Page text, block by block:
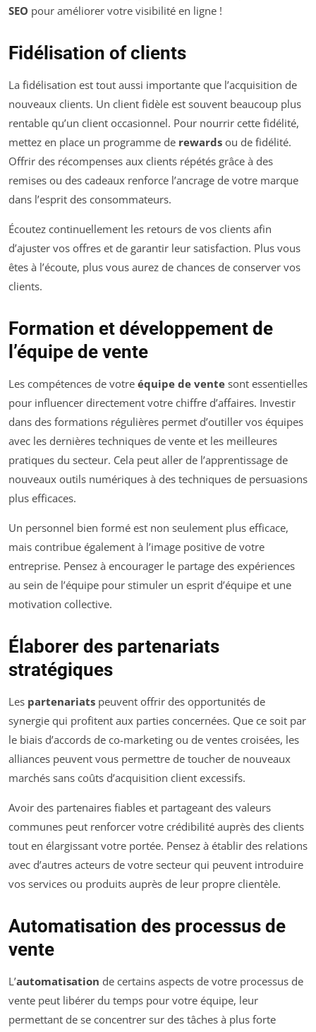
SEO pour améliorer votre visibilité en ligne !
Fidélisation of clients
La fidélisation est tout aussi importante que l’acquisition de
nouveaux clients. Un client fidèle est souvent beaucoup plus
rentable qu’un client occasionnel. Pour nourrir cette fidélité,
mettez en place un programme de rewards ou de fidélité.
Offrir des récompenses aux clients répétés grâce à des
remises ou des cadeaux renforce l’ancrage de votre marque
dans l’esprit des consommateurs.
Écoutez continuellement les retours de vos clients afin
d’ajuster vos offres et de garantir leur satisfaction. Plus vous
êtes à l’écoute, plus vous aurez de chances de conserver vos
clients.
Formation et développement de
l’équipe de vente
Les compétences de votre équipe de vente sont essentielles
pour influencer directement votre chiffre d’affaires. Investir
dans des formations régulières permet d’outiller vos équipes
avec les dernières techniques de vente et les meilleures
pratiques du secteur. Cela peut aller de l’apprentissage de
nouveaux outils numériques à des techniques de persuasions
plus efficaces.
Un personnel bien formé est non seulement plus efficace,
mais contribue également à l’image positive de votre
entreprise. Pensez à encourager le partage des expériences
au sein de l’équipe pour stimuler un esprit d’équipe et une
motivation collective.
Élaborer des partenariats
stratégiques
Les partenariats peuvent offrir des opportunités de
synergie qui profitent aux parties concernées. Que ce soit par
le biais d’accords de co-marketing ou de ventes croisées, les
alliances peuvent vous permettre de toucher de nouveaux
marchés sans coûts d’acquisition client excessifs.
Avoir des partenaires fiables et partageant des valeurs
communes peut renforcer votre crédibilité auprès des clients
tout en élargissant votre portée. Pensez à établir des relations
avec d’autres acteurs de votre secteur qui peuvent introduire
vos services ou produits auprès de leur propre clientèle.
Automatisation des processus de
vente
L’automatisation de certains aspects de votre processus de
vente peut libérer du temps pour votre équipe, leur
permettant de se concentrer sur des tâches à plus forte